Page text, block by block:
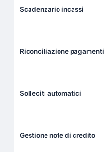
Scadenzario incassi
Riconciliazione pagamenti
Solleciti automatici
Gestione note di credito